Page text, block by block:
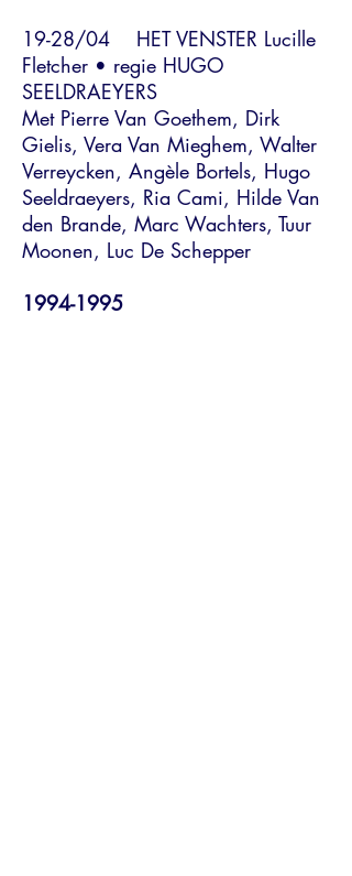
19-28/04 HET VENSTER Lucille
Fletcher • regie HUGO
SEELDRAEYERS
Met Pierre Van Goethem, Dirk
Gielis, Vera Van Mieghem, Walter
Verreycken, Angèle Bortels, Hugo
Seeldraeyers, Ria Cami, Hilde Van
den Brande, Marc Wachters, Tuur
Moonen, Luc De Schepper
1994-1995